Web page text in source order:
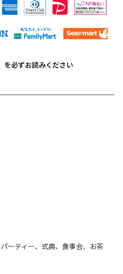
を必ずお読みください
ーティー、式典、食事会、お茶